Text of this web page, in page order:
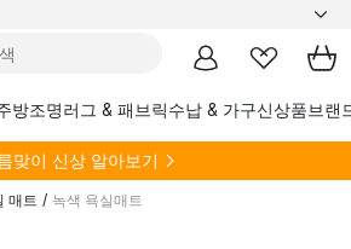
방조명러그 & 패브릭수납 & 가구신상품브랜
맞이 신상 알아보기
매트 / 녹색 욕실매트